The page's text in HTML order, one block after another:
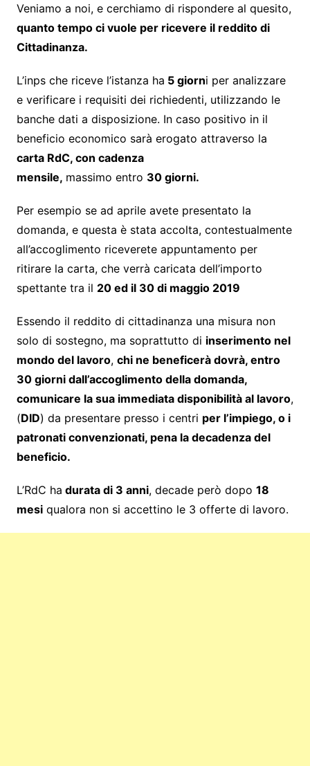
Veniamo a noi, e cerchiamo di rispondere al quesito,
quanto tempo ci vuole per ricevere il reddito di
Cittadinanza.
L’inps che riceve l’istanza ha 5 giorni per analizzare
e verificare i requisiti dei richiedenti, utilizzando le
banche dati a disposizione. In caso positivo in il
beneficio economico sarà erogato attraverso la
carta RdC, con cadenza
mensile, massimo entro 30 giorni.
Per esempio se ad aprile avete presentato la
domanda, e questa è stata accolta, contestualmente
all’accoglimento riceverete appuntamento per
ritirare la carta, che verrà caricata dell’importo
spettante tra il 20 ed il 30 di maggio 2019
Essendo il reddito di cittadinanza una misura non
solo di sostegno, ma soprattutto di inserimento nel
mondo del lavoro, chi ne beneficerà dovrà, entro
30 giorni dall’accoglimento della domanda,
comunicare la sua immediata disponibilità al lavoro,
(DID) da presentare presso i centri per l’impiego, o i
patronati convenzionati, pena la decadenza del
beneficio.
L’RdC ha durata di 3 anni, decade però dopo 18
mesiqualora non si accettino le 3 offerte di lavoro.